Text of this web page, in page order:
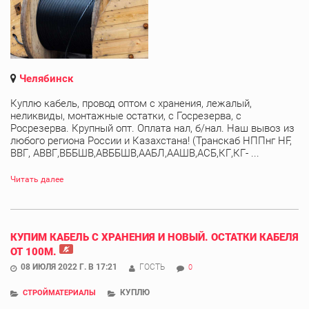
Челябинск
Куплю кабель, провод оптом с хранения, лежалый,
неликвиды, монтажные остатки, с Госрезерва, с
Росрезерва. Крупный опт. Оплата нал, б/нал. Наш вывоз из
любого региона России и Казахстана! (Транскаб НППнг HF,
ВВГ, АВВГ,ВББШВ,АВББШВ,ААБЛ,ААШВ,АСБ,КГ,КГ- ...
Читать далее
КУПИМ КАБЕЛЬ С ХРАНЕНИЯ И НОВЫЙ. ОСТАТКИ КАБЕЛЯ
ОТ 100М.
08 ИЮЛЯ 2022 Г. В 17:21 ГОСТЬ 0
СТРОЙМАТЕРИАЛЫ КУПЛЮ